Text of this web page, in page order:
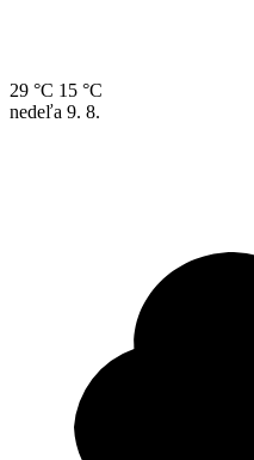
29 °C 15 °C
nedeľa 9. 8.